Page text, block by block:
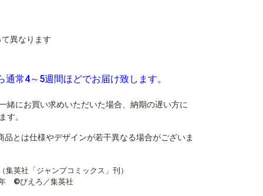
異なります
常4～5週間ほどでお届け致します。
緒にお買い求めいただいた場合、納期の遅い方に
す。
とは仕様やデザインが若干異なる場合がございま
英社「ジャンプコミックス」刊）
©ぴえろ／集英社